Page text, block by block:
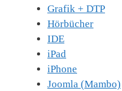
Grafik + DTP
Hörbücher
IDE
iPad
iPhone
Joomla (Mambo)